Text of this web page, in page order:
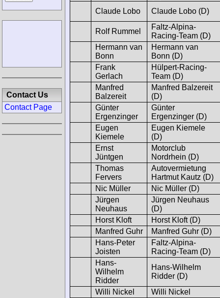
Claude Lobo
Claude Lobo (D)
Rolf Rummel
Faltz-Alpina-
Racing-Team (D)
Hermann van
Bonn
Hermann van
Bonn (D)
Frank
Gerlach
Hülpert-Racing-
Team (D)
Manfred
Balzereit
Manfred Balzereit
(D)
Günter
Ergenzinger
Günter
Ergenzinger (D)
Eugen
Kiemele
Eugen Kiemele
(D)
Ernst
Jüntgen
Motorclub
Nordrhein (D)
Thomas
Fervers
Autovermietung
Hartmut Kautz (D)
Nic Müller
Nic Müller (D)
Jürgen
Neuhaus
Jürgen Neuhaus
(D)
Horst Kloft
Horst Kloft (D)
Manfred Guhr
Manfred Guhr (D)
Hans-Peter
Joisten
Faltz-Alpina-
Racing-Team (D)
Hans-
Wilhelm
Ridder
Hans-Wilhelm
Ridder (D)
Willi Nickel
Willi Nickel
Contact Us
Contact Page